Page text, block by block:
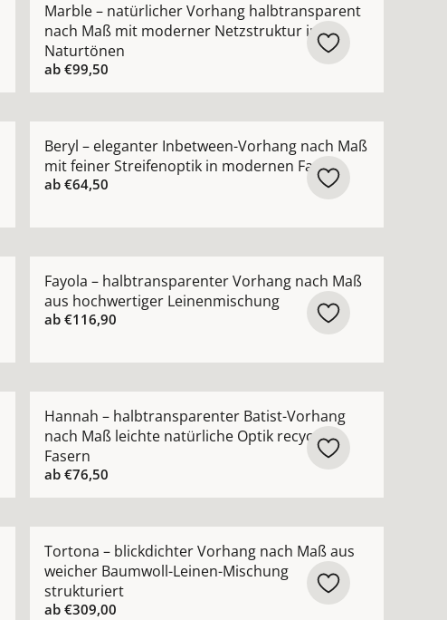
Marble – natürlicher Vorhang halbtransparent
nach Maß mit moderner Netzstruktur in
Naturtönen
ab€99,50
Beryl – eleganter Inbetween-Vorhang nach Maß
mit feiner Streifenoptik in modernen Farben
ab€64,50
Fayola – halbtransparenter Vorhang nach Maß
aus hochwertiger Leinenmischung
ab€116,90
Hannah – halbtransparenter Batist-Vorhang
nach Maß leichte natürliche Optik recycelte
Fasern
ab€76,50
Tortona – blickdichter Vorhang nach Maß aus
weicher Baumwoll-Leinen-Mischung
strukturiert
ab€309,00